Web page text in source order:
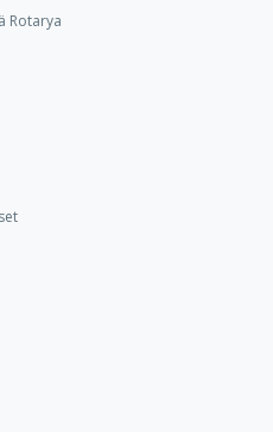
Rotarya